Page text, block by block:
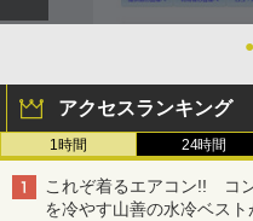
●
アクセスランキング
1時間 24時間
これぞ着るエアコン!! コ
を冷やす山善の水冷ベス